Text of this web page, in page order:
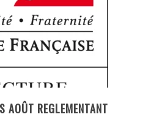
AOÛT REGLEMENTANT